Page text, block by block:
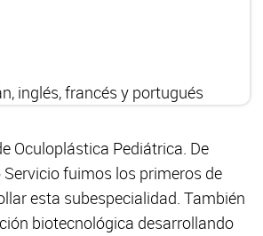
inglés, francés y portugués
Oculoplástica Pediátrica. De
Servicio fuimos los primeros de
esta subespecialidad. También
biotecnológica desarrollando